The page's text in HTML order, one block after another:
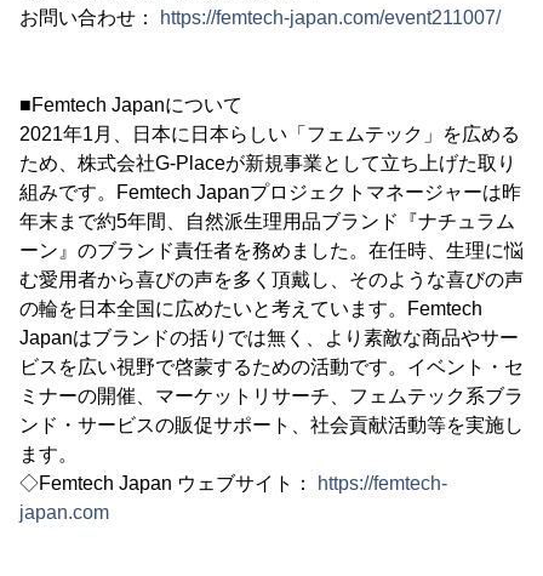
お問い合わせ：
https://femtech-japan.com/event211007/
■Femtech Japanについて
2021年1月、日本に日本らしい「フェムテック」を広める
ため、株式会社G-Placeが新規事業として立ち上げた取り
組みです。Femtech Japanプロジェクトマネージャーは昨
年末まで約5年間、自然派生理用品ブランド『ナチュラム
ーン』のブランド責任者を務めました。在任時、生理に悩
む愛用者から喜びの声を多く頂戴し、そのような喜びの声
の輪を日本全国に広めたいと考えています。Femtech
Japanはブランドの括りでは無く、より素敵な商品やサー
ビスを広い視野で啓蒙するための活動です。イベント・セ
ミナーの開催、マーケットリサーチ、フェムテック系ブラ
ンド・サービスの販促サポート、社会貢献活動等を実施し
ます。
◇Femtech Japan ウェブサイト：
https://femtech-
japan.com